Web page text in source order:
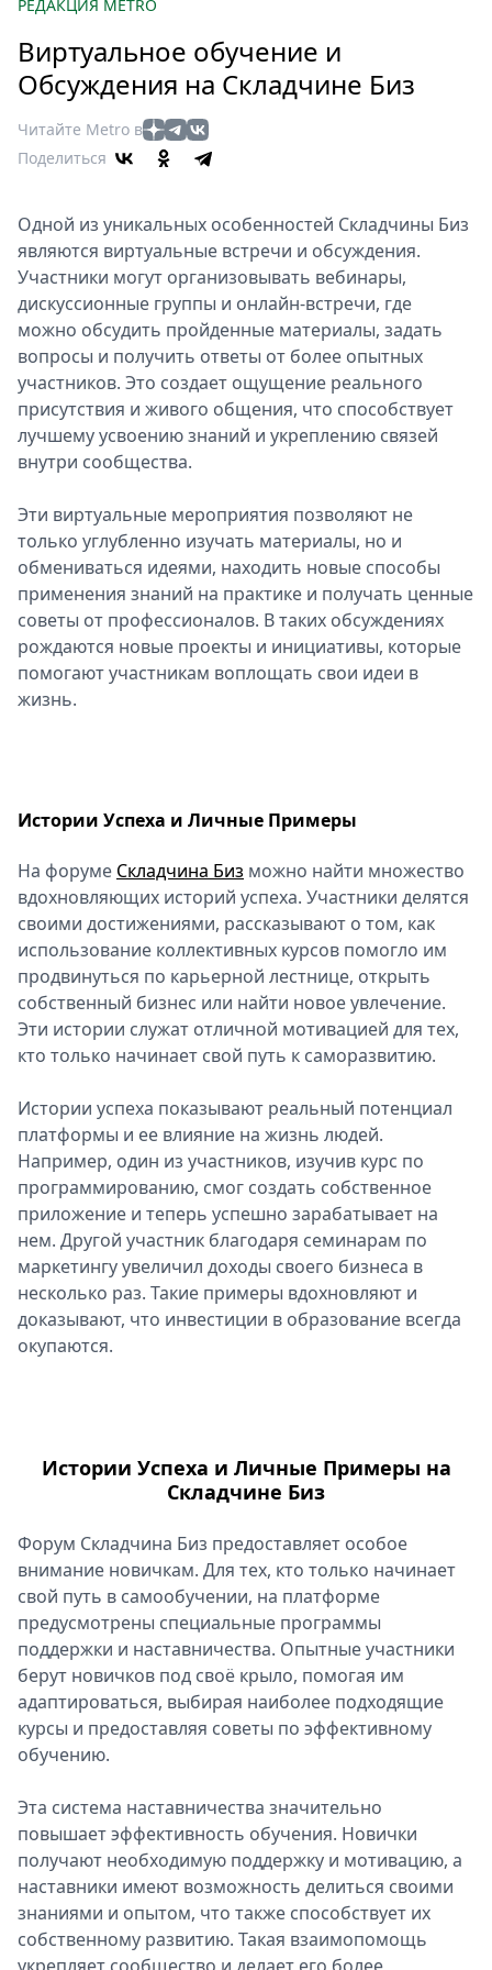
Мир
Здоровье
Еда
Туризм
Театр
Кино
Афиша
Книги
Выставки
Пресс-
релизы
О
Metro
Спецпроекты
Звезды
Выборы
2026
Скачай
Metro
РЕДАКЦИЯ METRO
Виртуальное обучение и
Обсуждения на Складчине Биз
Читайте Metro в
Поделиться
Одной из уникальных особенностей Складчины Биз
являются виртуальные встречи и обсуждения.
Участники могут организовывать вебинары,
дискуссионные группы и онлайн-встречи, где
можно обсудить пройденные материалы, задать
вопросы и получить ответы от более опытных
участников. Это создает ощущение реального
присутствия и живого общения, что способствует
лучшему усвоению знаний и укреплению связей
внутри сообщества.
Эти виртуальные мероприятия позволяют не
только углубленно изучать материалы, но и
обмениваться идеями, находить новые способы
применения знаний на практике и получать ценные
советы от профессионалов. В таких обсуждениях
рождаются новые проекты и инициативы, которые
помогают участникам воплощать свои идеи в
жизнь.
Истории Успеха и Личные Примеры
На форуме Складчина Биз можно найти множество
вдохновляющих историй успеха. Участники делятся
своими достижениями, рассказывают о том, как
использование коллективных курсов помогло им
продвинуться по карьерной лестнице, открыть
собственный бизнес или найти новое увлечение.
Эти истории служат отличной мотивацией для тех,
кто только начинает свой путь к саморазвитию.
Истории успеха показывают реальный потенциал
платформы и ее влияние на жизнь людей.
Например, один из участников, изучив курс по
программированию, смог создать собственное
приложение и теперь успешно зарабатывает на
нем. Другой участник благодаря семинарам по
маркетингу увеличил доходы своего бизнеса в
несколько раз. Такие примеры вдохновляют и
доказывают, что инвестиции в образование всегда
окупаются.
Истории Успеха и Личные Примеры на
Складчине Биз
Форум Складчина Биз предоставляет особое
внимание новичкам. Для тех, кто только начинает
свой путь в самообучении, на платформе
предусмотрены специальные программы
поддержки и наставничества. Опытные участники
берут новичков под своё крыло, помогая им
адаптироваться, выбирая наиболее подходящие
курсы и предоставляя советы по эффективному
обучению.
Эта система наставничества значительно
повышает эффективность обучения. Новички
получают необходимую поддержку и мотивацию, а
наставники имеют возможность делиться своими
знаниями и опытом, что также способствует их
собственному развитию. Такая взаимопомощь